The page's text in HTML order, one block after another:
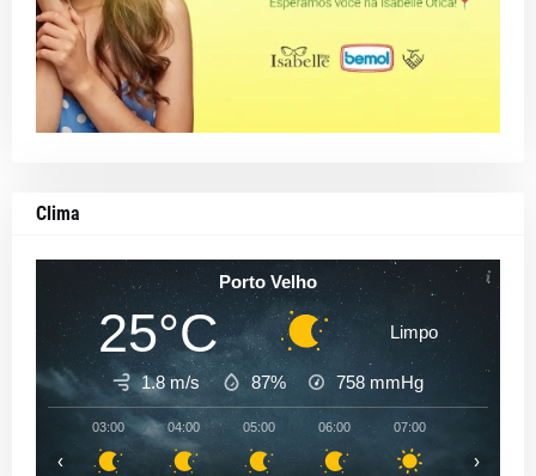
Clima
Porto Velho
25°C Limpo
1.8 m/s 87% 758 mmHg
03:00 04:00 05:00 06:00 07:00
‹ ›